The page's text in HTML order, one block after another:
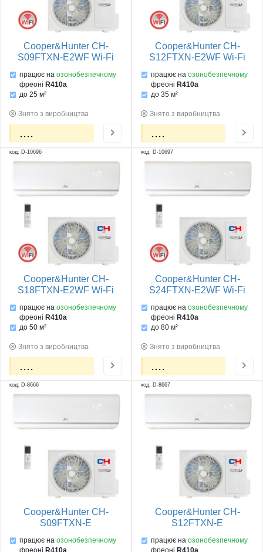
Cooper&Hunter CH-
S09FTXN-E2WF Wi-Fi
працює наозонобезпечному
фреоні R410a
до 25 м²
Знято з виробництва
....
Cooper&Hunter CH-
S12FTXN-E2WF Wi-Fi
працює наозонобезпечному
фреоні R410a
до 35 м²
Знято з виробництва
....
код: D-10696
Cooper&Hunter CH-
S18FTXN-E2WF Wi-Fi
працює наозонобезпечному
фреоні R410a
до 50 м²
Знято з виробництва
....
код: D-10697
Cooper&Hunter CH-
S24FTXN-E2WF Wi-Fi
працює наозонобезпечному
фреоні R410a
до 80 м²
Знято з виробництва
....
код: D-8666
Cooper&Hunter CH-
S09FTXN-E
працює наозонобезпечному
фреоні R410a
код: D-8667
Cooper&Hunter CH-
S12FTXN-E
працює наозонобезпечному
фреоні R410a